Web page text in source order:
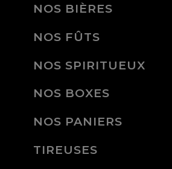
NOS BIÈRES
NOS FÛTS
NOS SPIRITUEUX
NOS BOXES
NOS PANIERS
TIREUSES